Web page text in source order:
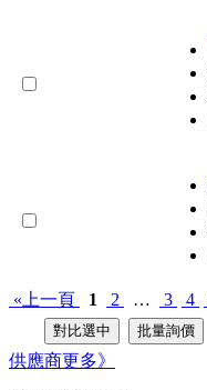
«上一頁 1 2 … 3 4
供應商更多》